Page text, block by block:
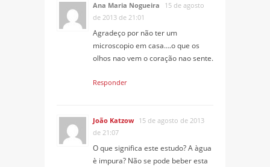
Ana Maria Nogueira
15 de agosto
de 2013 de 21:01
Agradeço por não ter um
microscopio em casa….o que os
olhos nao vem o coração nao sente.
Responder
João Katzow 15 de agosto de 2013
de 21:07
O que significa este estudo? A àgua
è impura? Não se pode beber esta